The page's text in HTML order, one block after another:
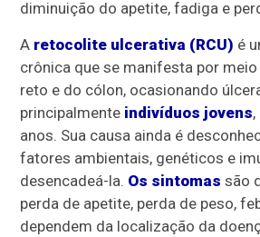
diminuição do apetite, fadiga e
A retocolite ulcerativa (RCU) é
crônica que se manifesta por
reto e do cólon, ocasionando
principalmente indivíduos jovens
anos. Sua causa ainda é
fatores ambientais, genéticos e
desencadeá-la. Os sintomas são
perda de apetite, perda de peso,
dependem da localização da